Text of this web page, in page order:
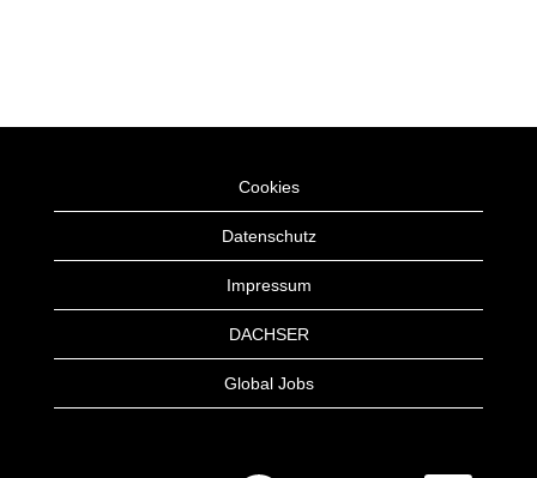
Cookies
Datenschutz
Impressum
DACHSER
Global Jobs